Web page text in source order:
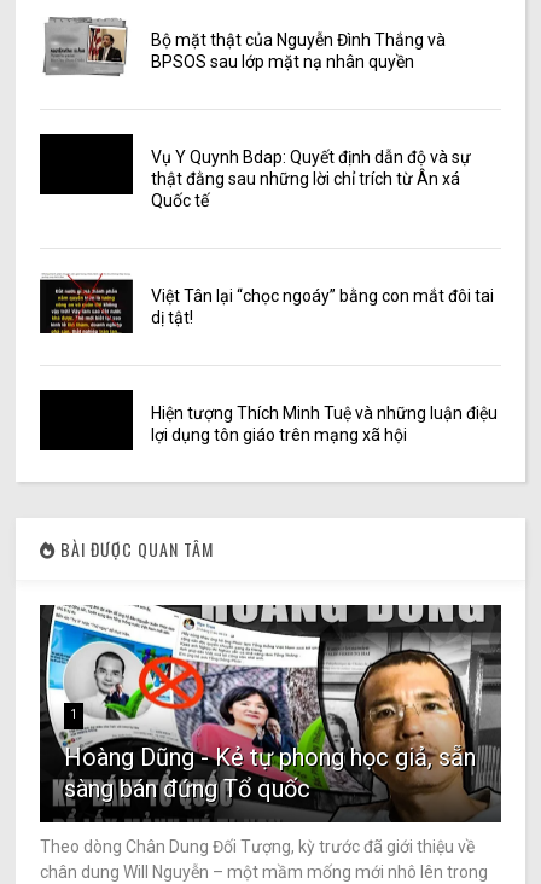
Bộ mặt thật của Nguyễn Đình Thắng và
BPSOS sau lớp mặt nạ nhân quyền
Vụ Y Quynh Bdap: Quyết định dẫn độ và sự
thật đằng sau những lời chỉ trích từ Ân xá
Quốc tế
Việt Tân lại “chọc ngoáy” bằng con mắt đôi tai
dị tật!
Hiện tượng Thích Minh Tuệ và những luận điệu
lợi dụng tôn giáo trên mạng xã hội
BÀI ĐƯỢC QUAN TÂM
1
Hoàng Dũng - Kẻ tự phong học giả, sẵn
sàng bán đứng Tổ quốc
Theo dòng Chân Dung Đối Tượng, kỳ trước đã giới thiệu về
chân dung Will Nguyễn – một mầm mống mới nhô lên trong